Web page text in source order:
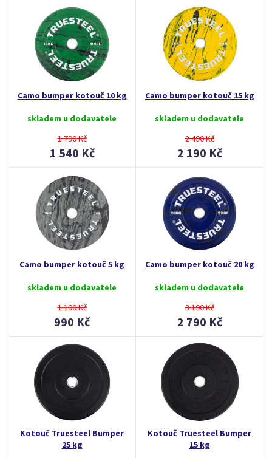
Camo bumper kotouč 10 kg
skladem u dodavatele
1 790 Kč
1 540 Kč
Camo bumper kotouč 15 kg
skladem u dodavatele
2 490 Kč
2 190 Kč
Camo bumper kotouč 5 kg
skladem u dodavatele
1 190 Kč
990 Kč
Camo bumper kotouč 20 kg
skladem u dodavatele
3 190 Kč
2 790 Kč
Kotouč Truesteel Bumper
25 kg
Kotouč Truesteel Bumper
15 kg